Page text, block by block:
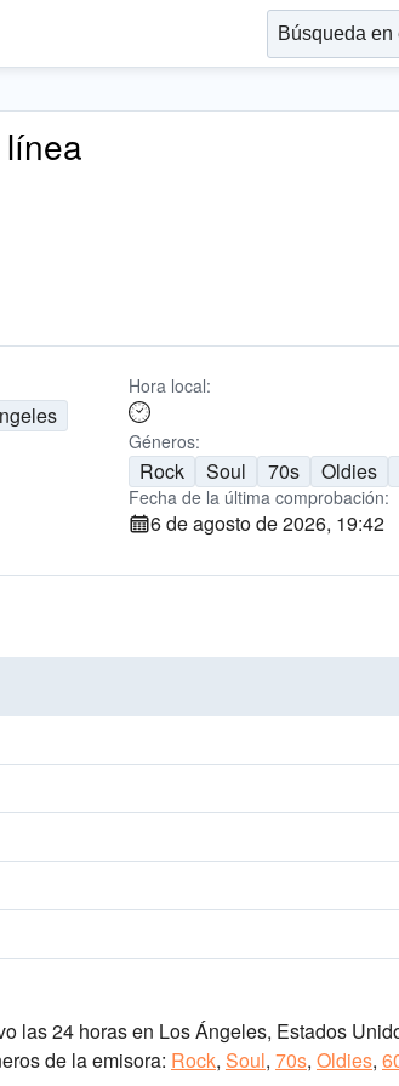
Hora local:
Géneros:
Rock Soul 70s Oldies
Fecha de la última comprobación:
6 de agosto de 2026, 19:42
las 24 horasen Los Ángeles, Estados
de la emisora: Rock, Soul, 70s, Oldies,